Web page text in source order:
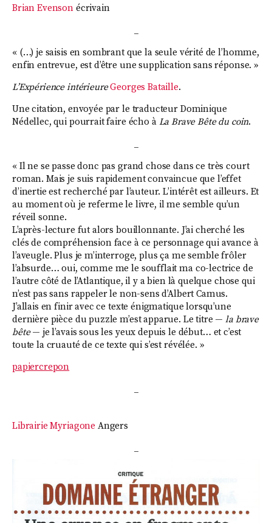
Brian Evenson écrivain
« (…) je saisis en sombrant que la seule vérité de l’homme,
enfin entrevue, est d’être une supplication sans réponse. »
L’Expérience intérieureGeorges Bataille.
Une citation, envoyée par le traducteur Dominique
Nédellec, qui pourrait faire écho à La Brave Bête du coin.
« Il ne se passe donc pas grand chose dans ce très court
roman. Mais je suis rapidement convaincue que l’effet
d’inertie est recherché par l’auteur. L’intérêt est ailleurs. Et
au moment où je referme le livre, il me semble qu’un
réveil sonne.
L’après-lecture fut alors bouillonnante. J’ai cherché les
clés de compréhension face à ce personnage qui avance à
l’aveugle. Plus je m’interroge, plus ça me semble frôler
l’absurde… oui, comme me le soufflait ma co-lectrice de
l’autre côté de l’Atlantique, il y a bien là quelque chose qui
n’est pas sans rappeler le non-sens d’Albert Camus.
J’allais en finir avec ce texte énigmatique lorsqu’une
dernière pièce du puzzle m’est apparue. Le titre —la brave
bête— je l’avais sous les yeux depuis le début… et c’est
toute la cruauté de ce texte qui s’est révélée. »
papiercrepon
Librairie Myriagone Angers